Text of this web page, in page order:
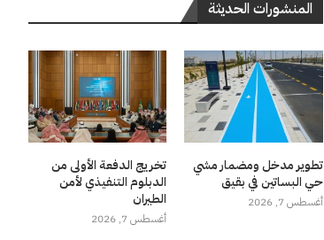
المنشورات الحديثة
تطوير مدخل ومضمار مشي
حي البساتين في بقيق
أغسطس 7, 2026
تخريج الدفعة الأولى من
الدبلوم التنفيذي لأمن
الطيران
أغسطس 7, 2026